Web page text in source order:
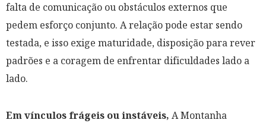
falta de comunicação ou obstáculos externos que
pedem esforço conjunto. A relação pode estar sendo
testada, e isso exige maturidade, disposição para rever
padrões e a coragem de enfrentar dificuldades lado a
lado.
Em vínculos frágeis ou instáveis, A Montanha